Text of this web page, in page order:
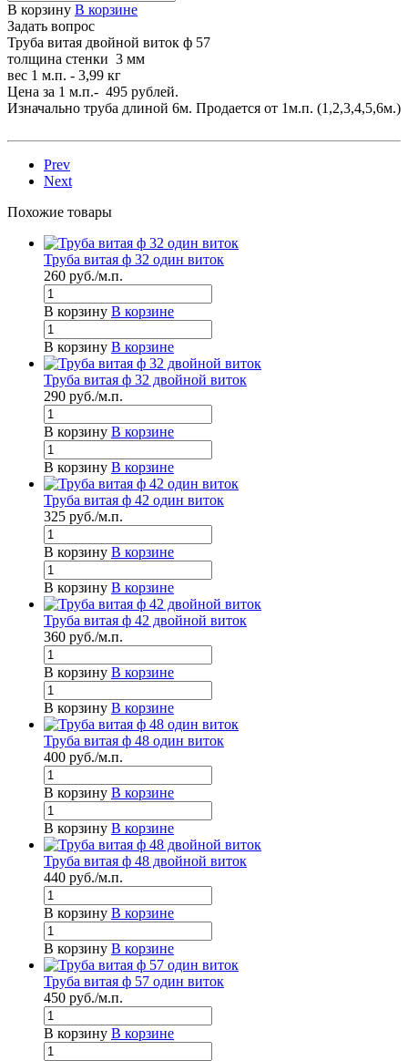
В корзину В корзине
Задать вопрос
Труба витая двойной виток ф 57
толщина стенки 3 мм
вес 1 м.п. - 3,99 кг
Цена за 1 м.п.- 495 рублей.
Изначально труба длиной 6м. Продается от 1м.п. (1,2,3,4,5,6м.)
Prev
Next
Похожие товары
Труба витая ф 32 один виток
260 руб./м.п.
В корзину В корзине
В корзину В корзине
Труба витая ф 32 двойной виток
290 руб./м.п.
В корзину В корзине
В корзину В корзине
Труба витая ф 42 один виток
325 руб./м.п.
В корзину В корзине
В корзину В корзине
Труба витая ф 42 двойной виток
360 руб./м.п.
В корзину В корзине
В корзину В корзине
Труба витая ф 48 один виток
400 руб./м.п.
В корзину В корзине
В корзину В корзине
Труба витая ф 48 двойной виток
440 руб./м.п.
В корзину В корзине
В корзину В корзине
Труба витая ф 57 один виток
450 руб./м.п.
В корзину В корзине